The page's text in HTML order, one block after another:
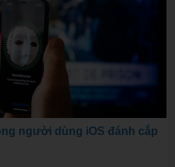
người dùng iOS đánh cắp